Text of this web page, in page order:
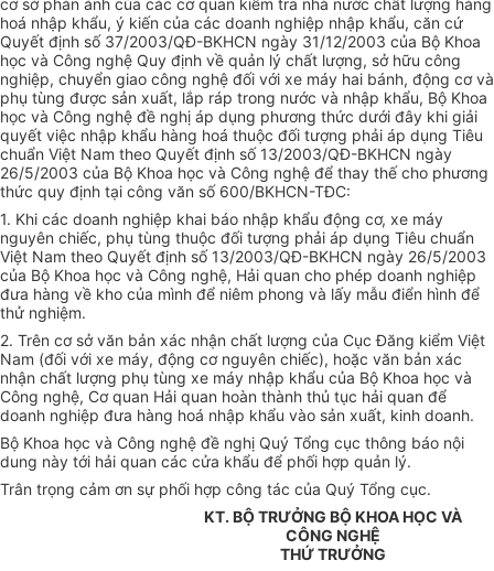
cơ sở phản ánh của các cơ quan kiểm tra nhà nước chất lượng hàng
hoá nhập khẩu, ý kiến của các doanh nghiệp nhập khẩu, căn cứ
Quyết định số 37/2003/QĐ-BKHCN ngày 31/12/2003 của Bộ Khoa
học và Công nghệ Quy định về quản lý chất lượng, sở hữu công
nghiệp, chuyển giao công nghệ đối với xe máy hai bánh, động cơ và
phụ tùng được sản xuất, lắp ráp trong nước và nhập khẩu, Bộ Khoa
học và Công nghệ đề nghị áp dụng phương thức dưới đây khi giải
quyết việc nhập khẩu hàng hoá thuộc đối tượng phải áp dụng Tiêu
chuẩn Việt Nam theo Quyết định số 13/2003/QĐ-BKHCN ngày
26/5/2003 của Bộ Khoa học và Công nghệ để thay thế cho phương
thức quy định tại công văn số 600/BKHCN-TĐC:
1. Khi các doanh nghiệp khai báo nhập khẩu động cơ, xe máy
nguyên chiếc, phụ tùng thuộc đối tượng phải áp dụng Tiêu chuẩn
Việt Nam theo Quyết định số 13/2003/QĐ-BKHCN ngày 26/5/2003
của Bộ Khoa học và Công nghệ, Hải quan cho phép doanh nghiệp
đưa hàng về kho của mình để niêm phong và lấy mẫu điển hình để
thử nghiệm.
2. Trên cơ sở văn bản xác nhận chất lượng của Cục Đăng kiểm Việt
Nam (đối với xe máy, động cơ nguyên chiếc), hoặc văn bản xác
nhận chất lượng phụ tùng xe máy nhập khẩu của Bộ Khoa học và
Công nghệ, Cơ quan Hải quan hoàn thành thủ tục hải quan để
doanh nghiệp đưa hàng hoá nhập khẩu vào sản xuất, kinh doanh.
Bộ Khoa học và Công nghệ đề nghị Quý Tổng cục thông báo nội
dung này tới hải quan các cửa khẩu để phối hợp quản lý.
Trân trọng cảm ơn sự phối hợp công tác của Quý Tổng cục.
KT. BỘ TRƯỞNG BỘ KHOA HỌC VÀ
CÔNG NGHỆ
THỨ TRƯỞNG